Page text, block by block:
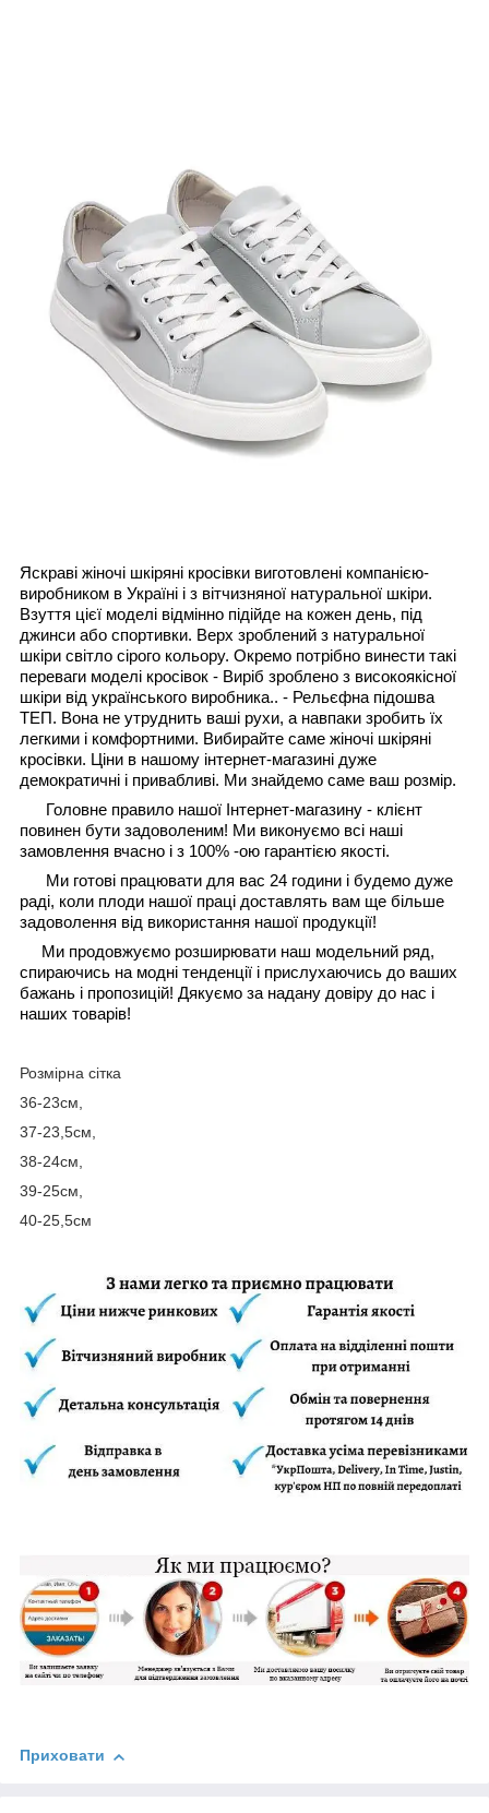
Яскраві жіночі шкіряні кросівки виготовлені компанією-
виробником в Україні і з вітчизняної натуральної шкіри.
Взуття цієї моделі відмінно підійде на кожен день, під
джинси або спортивки. Верх зроблений з натуральної
шкіри світло сірого кольору. Окремо потрібно винести такі
переваги моделі кросівок - Виріб зроблено з високоякісної
шкіри від українського виробника.. - Рельєфна підошва
ТЕП. Вона не утруднить ваші рухи, а навпаки зробить їх
легкими і комфортними. Вибирайте саме жіночі шкіряні
кросівки. Ціни в нашому інтернет-магазині дуже
демократичні і привабливі. Ми знайдемо саме ваш розмір.
Головне правило нашої Інтернет-магазину - клієнт
повинен бути задоволеним! Ми виконуємо всі наші
замовлення вчасно і з 100% -ою гарантією якості.
Ми готові працювати для вас 24 години і будемо дуже
раді, коли плоди нашої праці доставлять вам ще більше
задоволення від використання нашої продукції!
Ми продовжуємо розширювати наш модельний ряд,
спираючись на модні тенденції і прислухаючись до ваших
бажань і пропозицій! Дякуємо за надану довіру до нас і
наших товарів!
Розмірна сітка
36-23см,
37-23,5см,
38-24см,
39-25см,
40-25,5см
Приховати